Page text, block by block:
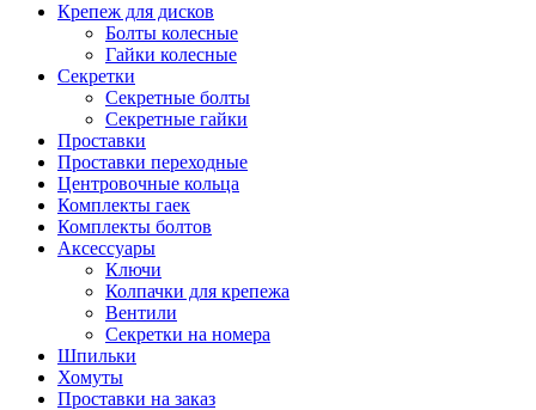
Крепеж для дисков
Болты колесные
Гайки колесные
Секретки
Секретные болты
Секретные гайки
Проставки
Проставки переходные
Центровочные кольца
Комплекты гаек
Комплекты болтов
Аксессуары
Ключи
Колпачки для крепежа
Вентили
Секретки на номера
Шпильки
Хомуты
Проставки на заказ